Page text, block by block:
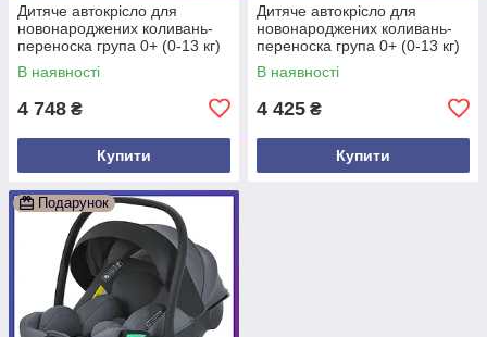
Дитяче автокрісло для
новонароджених коливань-
переноска група 0+ (0-13 кг)
El Camino ME 1110 i-FIX
Moon Black
В наявності
4 748 ₴
Купити
Дитяче автокрісло для
новонароджених коливань-
переноска група 0+ (0-13 кг)
El Camino i-FLOW ME 1198
Black Чорний
В наявності
4 425 ₴
Купити
Подарунок